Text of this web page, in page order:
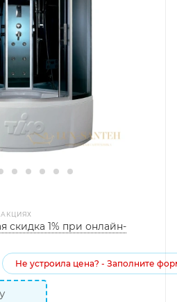
АКЦИЯХ
скидка 1% при онлайн-
Не устроила цена? - Заполните